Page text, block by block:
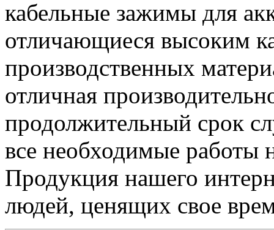
кабельные зажимы для
отличающиеся высоким
производственных
отличная
продолжительный срок
все необходимые работы
Продукция нашего
людей, ценящих свое